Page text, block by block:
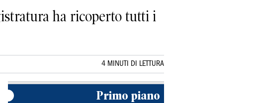
ha ricoperto tutti i
4 MINUTI DI LETTURA
Primo piano